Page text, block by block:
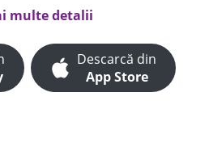
multe detalii
Descarcă din
App Store